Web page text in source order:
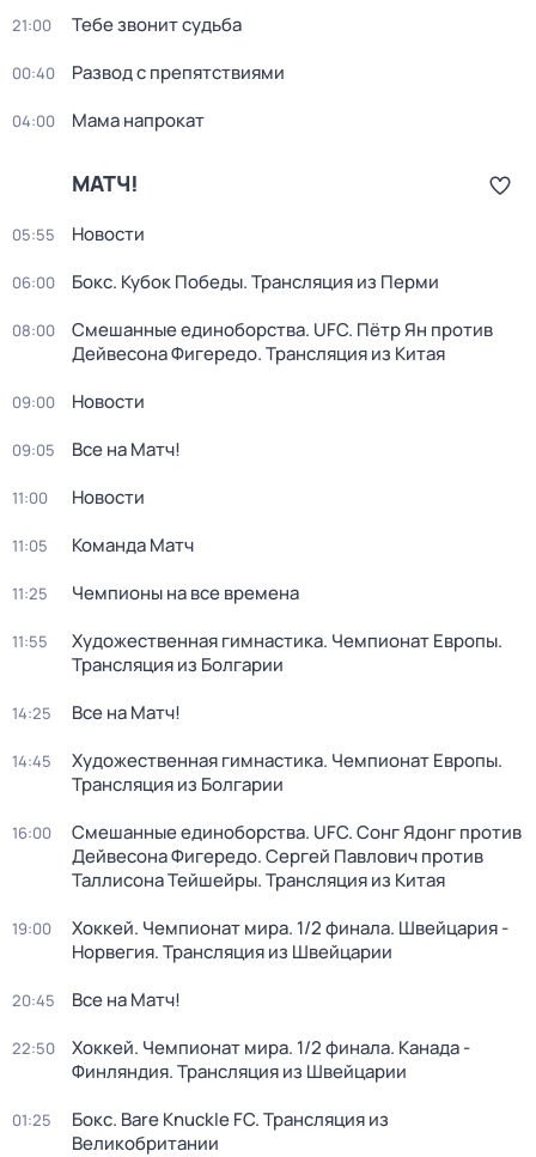
21:00 Тебе звонит судьба
00:40 Развод с препятствиями
04:00 Мама напрокат
МАТЧ!
05:55 Новости
06:00 Бокс. Кубок Победы. Трансляция из Перми
08:00
Смешанные единоборства. UFC. Пётр Ян против
Дейвесона Фигередо. Трансляция из Китая
09:00 Новости
09:05 Все на Матч!
11:00 Новости
11:05 Команда Матч
11:25 Чемпионы на все времена
11:55
Художественная гимнастика. Чемпионат Европы.
Трансляция из Болгарии
14:25 Все на Матч!
14:45
Художественная гимнастика. Чемпионат Европы.
Трансляция из Болгарии
16:00
Смешанные единоборства. UFC. Сонг Ядонг против
Дейвесона Фигередо. Сергей Павлович против
Таллисона Тейшейры. Трансляция из Китая
19:00
Хоккей. Чемпионат мира. 1/2 финала. Швейцария -
Норвегия. Трансляция из Швейцарии
20:45 Все на Матч!
22:50
Хоккей. Чемпионат мира. 1/2 финала. Канада -
Финляндия. Трансляция из Швейцарии
01:25
Бокс. Bare Knuckle FC. Трансляция из
Великобритании